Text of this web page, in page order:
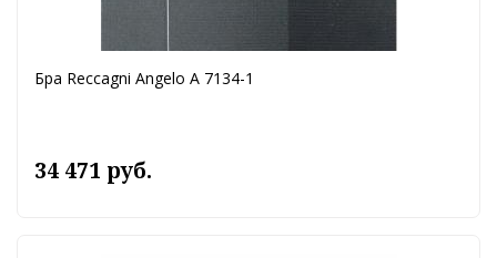
Бра Reccagni Angelo A 7134-1
34 471 руб.